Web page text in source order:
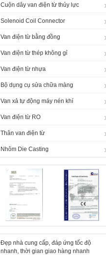
Cuộn dây van điện từ thủy lực
Solenoid Coil Connector
Van điện từ bằng đồng
Van điện từ thép không gỉ
Van điện từ nhựa
Bộ dụng cụ sửa chữa màng
Van xả tự động máy nén khí
Van điện từ RO
Thân van điện từ
Nhôm Die Casting
Đẹp nhà cung cấp, đáp ứng tốc độ
nhanh, thời gian giao hàng nhanh